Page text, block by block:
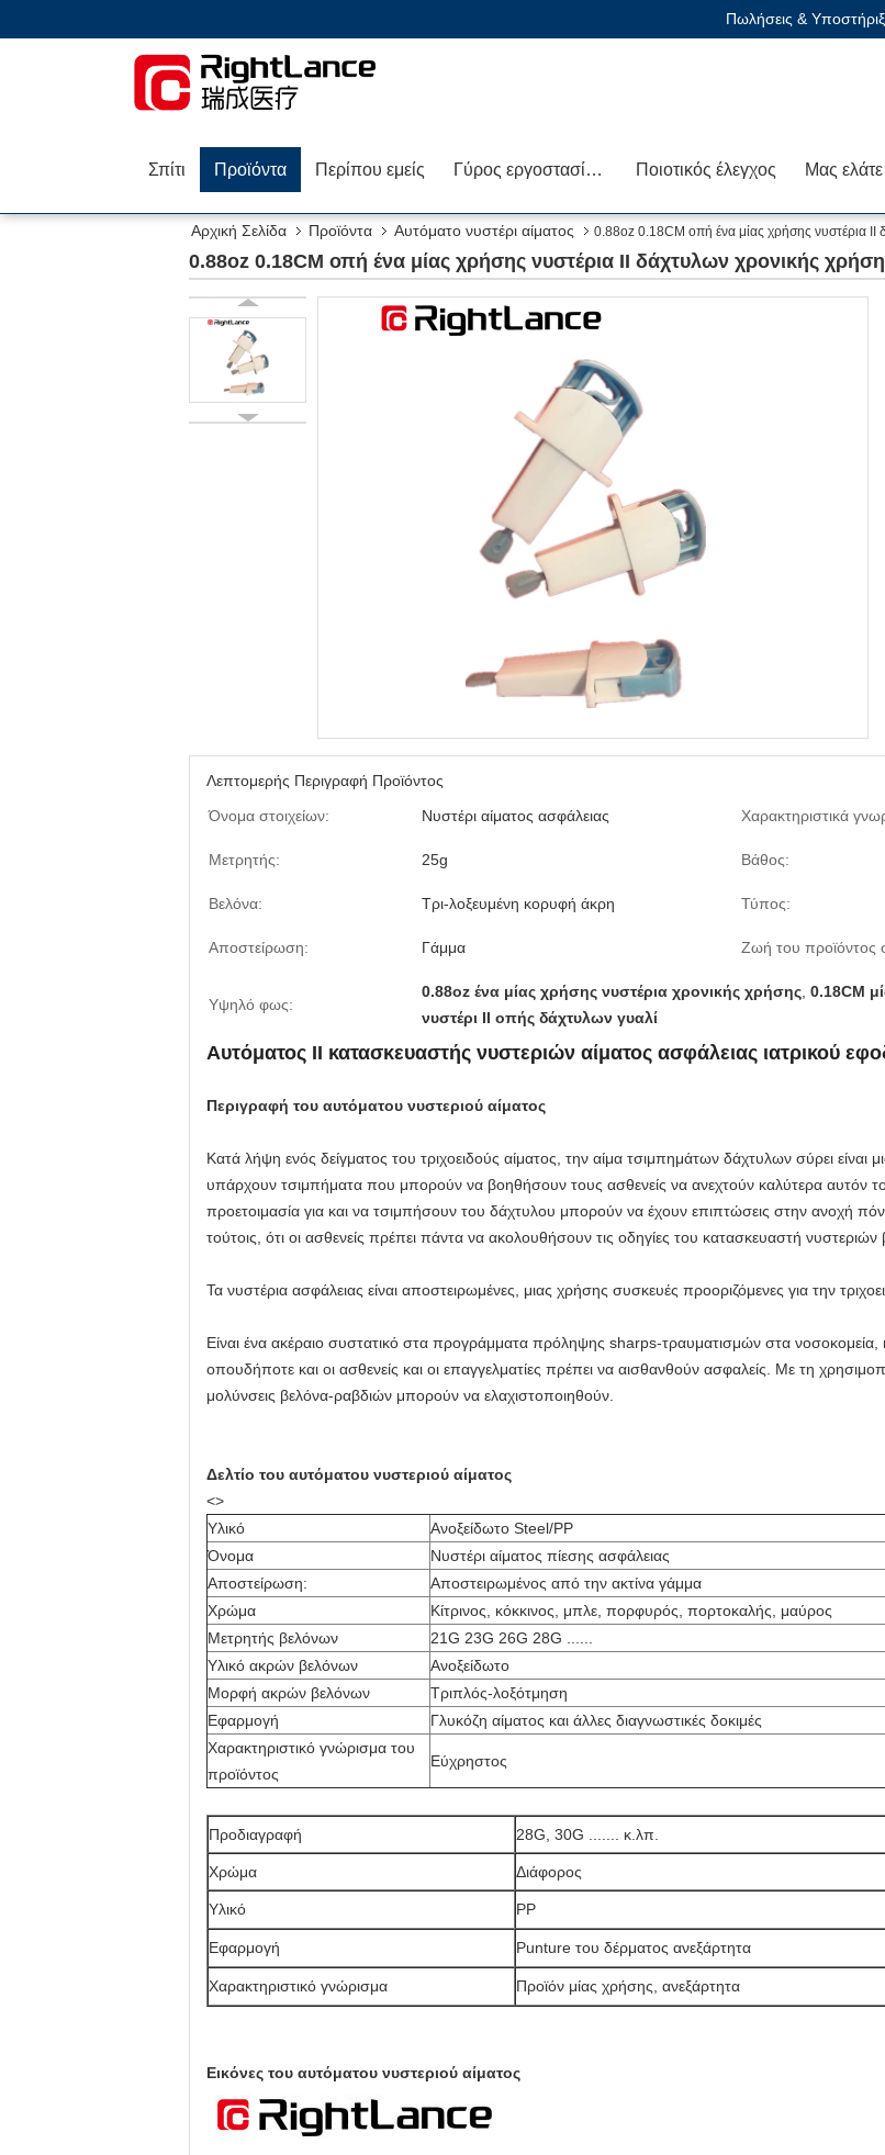
Πωλήσεις &
Σπίτι Προϊόντα Περίπου εμείς Γύρος εργοστασίων Ποιοτικός έλεγχος
Αρχική Σελίδα Προϊόντα Αυτόματο νυστέρι αίματος 0.88oz 0.18CM οπή ένα μίας χρήσης νυστέρια ΙΙ
0.88oz 0.18CM οπή ένα μίας χρήσης νυστέρια ΙΙ δάχτυλων χρονικής
Λεπτομερής Περιγραφή Προϊόντος
Όνομα στοιχείων:
Νυστέρι αίματος ασφάλειας Χαρακτηριστικά
Μετρητής: 25g Βάθος:
Βελόνα: Τρι-λοξευμένη κορυφή άκρη Τύπος:
Αποστείρωση: Γάμμα Ζωή του προϊόντος
Υψηλό φως:
0.88oz ένα μίας χρήσης νυστέρια χρονικής χρήσης 0.18CM
νυστέρι ΙΙ οπής δάχτυλων γυαλί
Αυτόματος ΙΙ κατασκευαστής νυστεριών αίματος ασφάλειας ιατρικού
Περιγραφή του αυτόματου νυστεριού αίματος
Κατά λήψη ενός δείγματος του τριχοειδούς αίματος, την αίμα τσιμπημάτων δάχτυλων σύρει είναι
υπάρχουν τσιμπήματα που μπορούν να βοηθήσουν τους ασθενείς να ανεχτούν καλύτερα αυτόν
προετοιμασία για και να τσιμπήσουν του δάχτυλου μπορούν να έχουν επιπτώσεις στην ανοχή
τούτοις, ότι οι ασθενείς πρέπει πάντα να ακολουθήσουν τις οδηγίες του κατασκευαστή νυστεριών
Τα νυστέρια ασφάλειας είναι αποστειρωμένες, μιας χρήσης συσκευές προοριζόμενες για την
Είναι ένα ακέραιο συστατικό στα προγράμματα πρόληψης sharps-τραυματισμών στα νοσοκομεία,
οπουδήποτε και οι ασθενείς και οι επαγγελματίες πρέπει να αισθανθούν ασφαλείς. Με τη
μολύνσεις βελόνα-ραβδιών μπορούν να ελαχιστοποιηθούν.
Δελτίο του αυτόματου νυστεριού αίματος
<>
Υλικό
Ανοξείδωτο Steel/PP
Όνομα
Νυστέρι αίματος πίεσης ασφάλειας
Αποστείρωση:
Αποστειρωμένος από την ακτίνα γάμμα
Χρώμα
Κίτρινος, κόκκινος, μπλε, πορφυρός, πορτοκαλής, μαύρος
Μετρητής βελόνων
21G 23G 26G 28G ......
Υλικό ακρών βελόνων
Ανοξείδωτο
Μορφή ακρών βελόνων
Τριπλός-λοξότμηση
Εφαρμογή
Γλυκόζη αίματος και άλλες διαγνωστικές δοκιμές
Χαρακτηριστικό γνώρισμα του
προϊόντος
Εύχρηστος
Προδιαγραφή 28G, 30G ....... κ.λπ.
Χρώμα Διάφορος
Υλικό PP
Εφαρμογή Punture του δέρματος ανεξάρτητα
Χαρακτηριστικό γνώρισμα Προϊόν μίας χρήσης, ανεξάρτητα
Εικόνες του αυτόματου νυστεριού αίματος